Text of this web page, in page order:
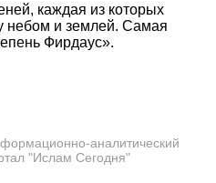
каждая из которых
небом и землей. Самая
Фирдаус».
аналитический
"Ислам Сегодня"